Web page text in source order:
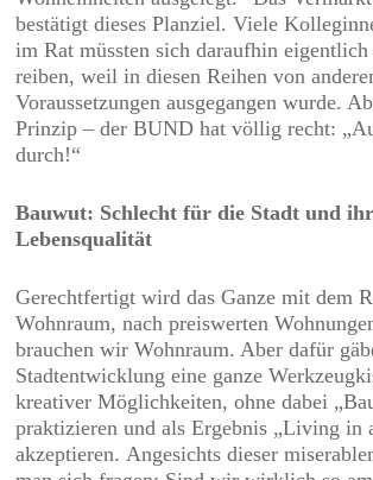
bestätigt dieses Planziel. Viele
im Rat müssten sich daraufhin
reiben, weil in diesen Reihen von
Voraussetzungen ausgegangen wurde.
Prinzip – der BUND hat völlig recht:
durch!“
Bauwut: Schlecht für die Stadt und
Lebensqualität
Gerechtfertigt wird das Ganze mit dem
Wohnraum, nach preiswerten
brauchen wir Wohnraum. Aber dafür
Stadtentwicklung eine ganze
kreativer Möglichkeiten, ohne dabei
praktizieren und als Ergebnis „Living in
akzeptieren. Angesichts dieser